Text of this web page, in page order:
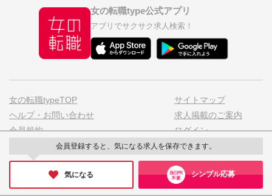
会員登録すると、気になる求人を保存できます。
気になる シンプル応募
女の転職type公式アプリ
アプリでサクサク求人検索！
女の転職typeTOP
ヘルプ・お問い合わせ
会員規約
ニュースリリース
メルマガ変更/解除
サイトマップ
求人掲載のご案内
ログイン
転職サイトtype